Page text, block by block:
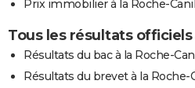
Prix immobilier à la Roche-
Tous les résultats officiels
Résultats du bac à la Roche-
Résultats du brevet à la Roche-